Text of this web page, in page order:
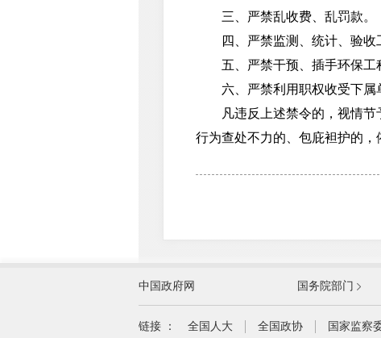
三、严禁乱收费、乱罚款。
四、严禁监测、统计、验收
五、严禁干预、插手环保工程
六、严禁利用职权收受下属单
凡违反上述禁令的，视情节予
行为查处不力的、包庇袒护的，
外交部
国家民族事务委员会
中国政府网 国务院部门
链接 ： 全国人大 全国政协 国家监察